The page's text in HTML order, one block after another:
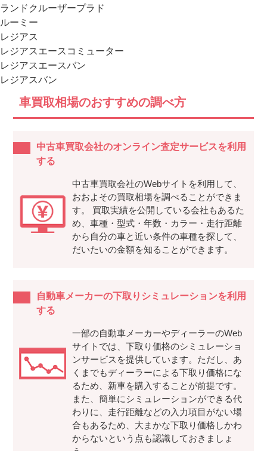
ランドクルーザープラド
ルーミー
レジアス
レジアスエースコミューター
レジアスエースバン
レジアスバン
車買取相場のおすすめの調べ方
中古車買取会社のオンライン査定サービスを利用
する
中古車買取会社のWebサイトを利用して、
おおよその買取相場を調べることができま
す。 買取実績を公開している会社もあるた
め、車種・型式・年数・カラー・走行距離
から自分の車と近い条件の車種を探して、
だいたいの金額を知ることができます。
自動車メーカーの下取りシミュレーションを利用
する
一部の自動車メーカーやディーラーのWeb
サイトでは、下取り価格のシミュレーショ
ンサービスを提供しています。ただし、あ
くまでもディーラーによる下取り価格にな
るため、新車を購入することが前提です。
また、簡単にシミュレーションができる代
わりに、走行距離などの入力項目がない場
合もあるため、大まかな下取り価格しかわ
からないという点も認識しておきましょ